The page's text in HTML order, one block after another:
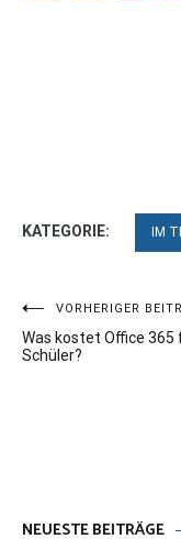
KATEGORIE: IM
VORHERIGER
Was kostet Office 365
Schüler?
NEUESTE BEITRÄGE